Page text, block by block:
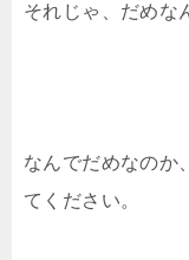
それじゃ、だめな
なんでだめなのか
てください。